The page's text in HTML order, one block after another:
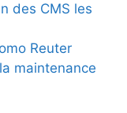
des CMS les
Reuter
maintenance